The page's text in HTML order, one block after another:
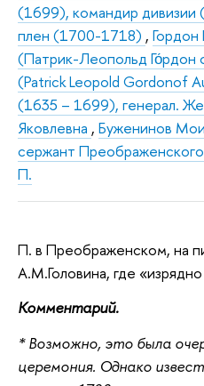
(1699), командир дивизии
плен (1700-1718) ,
(Патрик-Леопольд Го́рдон
(Patrick Leopold Gordonof
(1635 – 1699), генерал.
Яковлевна , Буженинов
сержант
П.
П. в Преображенском, на
А.М.Головина, где
Комментарий.
* Возможно, это была
церемония. Однако